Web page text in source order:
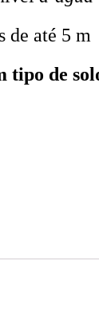
de até 5 m
tipo de